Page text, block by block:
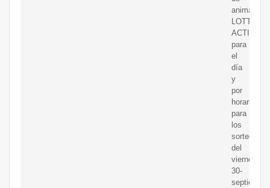
animalitos
LOTTO
ACTIVO,
para
el
día
y
por
horario,
para
los
sorteos
del
viernes,
30-